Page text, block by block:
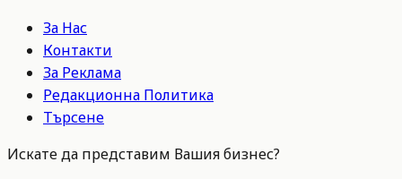
За Нас
Контакти
За Реклама
Редакционна Политика
Търсене
Искате да представим Вашия бизнес?